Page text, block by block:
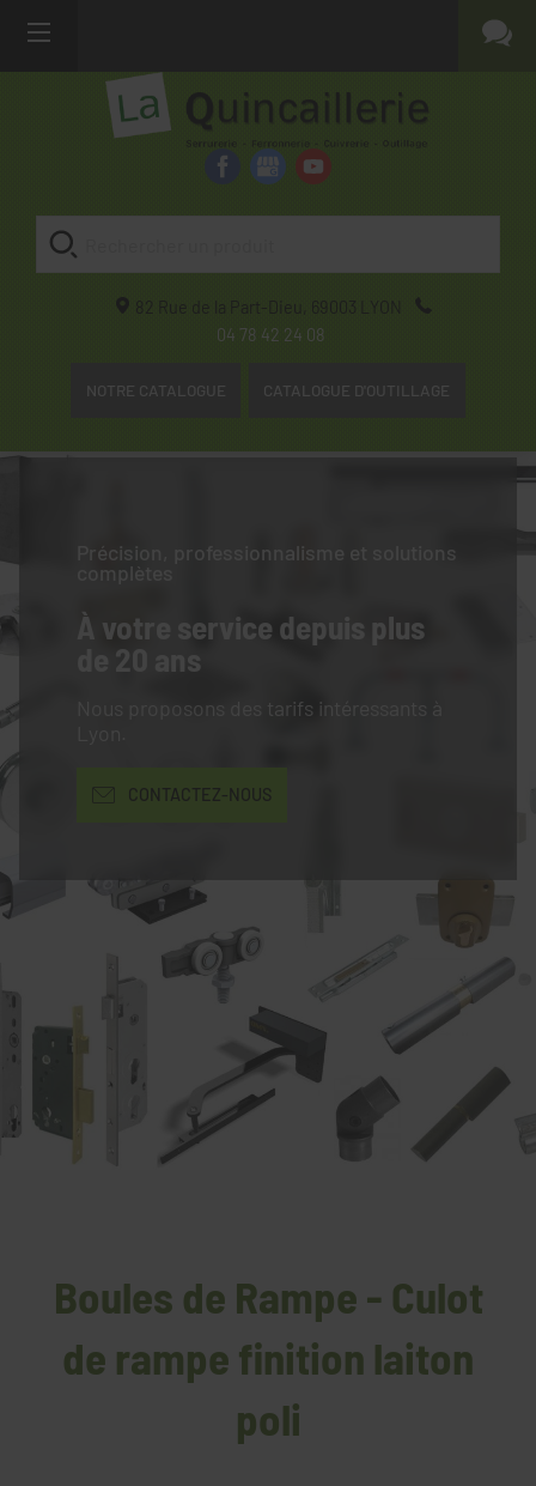
82 Rue de la Part-Dieu, 69003
LYON
04 78 42 24 08
NOTRE CATALOGUE CATALOGUE D'OUTILLAGE
Précision, professionnalisme et solutions
complètes
À votre service depuis plus
de 20 ans
Nous proposons des tarifs intéressants à
CONTACTEZ-NOUS
Boules de Rampe - Culot
de rampe finition laiton
poli